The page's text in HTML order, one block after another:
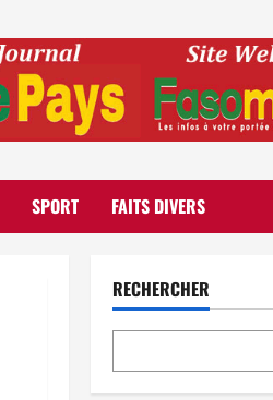
SPORT FAITS DIVERS
RECHERCHER